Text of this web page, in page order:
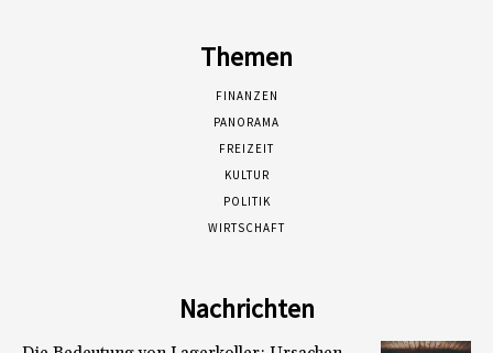
Themen
FINANZEN
PANORAMA
FREIZEIT
KULTUR
POLITIK
WIRTSCHAFT
Nachrichten